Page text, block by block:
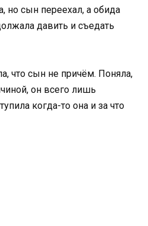
но сын переехал, а обида
давить и съедать
что сын не причём. Поняла,
он всего лишь
когда-то она и за что